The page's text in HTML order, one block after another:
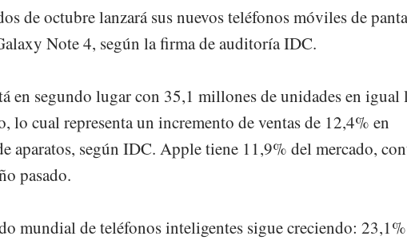
de octubre lanzará sus nuevos teléfonos móviles de
Note 4, según la firma de auditoría IDC.
en segundo lugar con 35,1 millones de unidades en igual
lo cual representa un incremento de ventas de 12,4% en
aparatos, según IDC. Apple tiene 11,9% del mercado,
pasado.
mundial de teléfonos inteligentes sigue creciendo: